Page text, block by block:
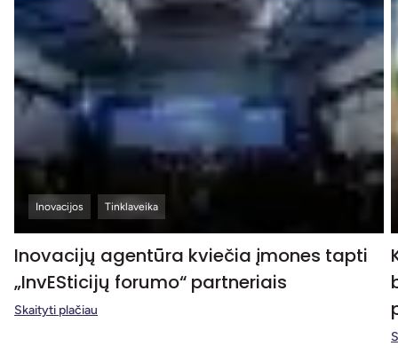
Inovacijos Tinklaveika
Inovacijų agentūra kviečia įmones tapti
„InvESticijų forumo“ partneriais
Skaityti plačiau